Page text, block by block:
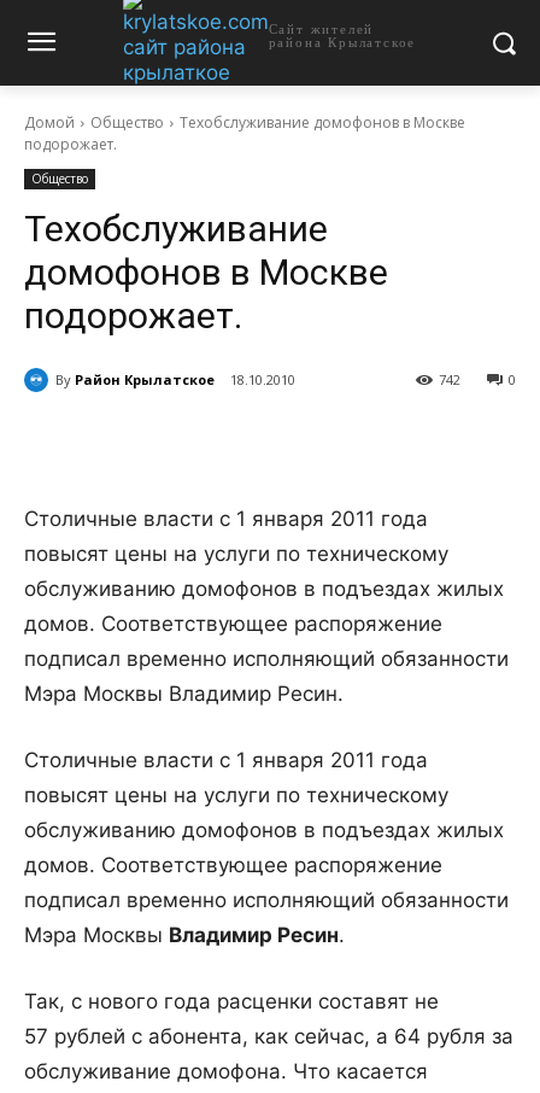
Сайт жителей
района Крылатское
Домой Общество
Техобслуживание домофонов в Москве
подорожает.
Общество
Техобслуживание
домофонов в Москве
подорожает.
By Район Крылатское 18.10.2010 0
742
Столичные власти с 1 января 2011 года
повысят цены на услуги по техническому
обслуживанию домофонов в подъездах жилых
домов. Соответствующее распоряжение
подписал временно исполняющий обязанности
Мэра Москвы Владимир Ресин.
Столичные власти с 1 января 2011 года
повысят цены на услуги по техническому
обслуживанию домофонов в подъездах жилых
домов. Соответствующее распоряжение
подписал временно исполняющий обязанности
Мэра Москвы Владимир Ресин.
Так, с нового года расценки составят не
57 рублей с абонента, как сейчас, а 64 рубля за
обслуживание домофона. Что касается